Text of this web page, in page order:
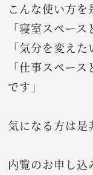
こんな使い方
「寝室スペース
「気分を変えた
「仕事スペー
です」
気になる方は是
内覧のお申し込